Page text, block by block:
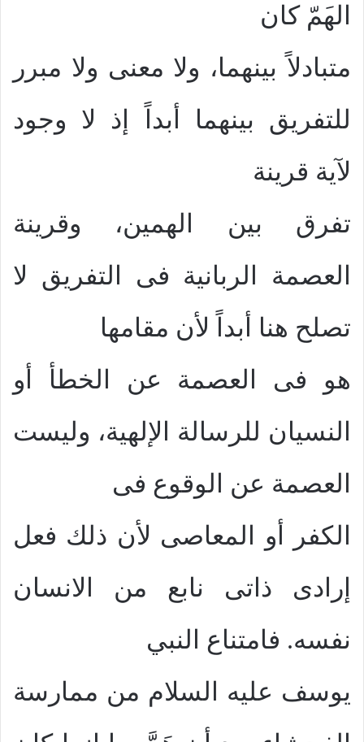
الهمّ كان
متبادلاً بينهما، ولا معنى ولا مبرر
للتفريق بينهما أبداً إذ لا وجود
لآية قرينة
تفرق بين الهمين، وقرينة
العصمة الربانية فى التفريق لا
تصلح هنا أبداً لأن مقامها
هو فى العصمة عن الخطأ أو
النسيان للرسالة الإلهية، وليست
العصمة عن الوقوع فى
الكفر أو المعاصى لأن ذلك فعل
إرادى ذاتى نابع من الانسان
نفسه. فامتناع النبي
يوسف عليه السلام من ممارسة